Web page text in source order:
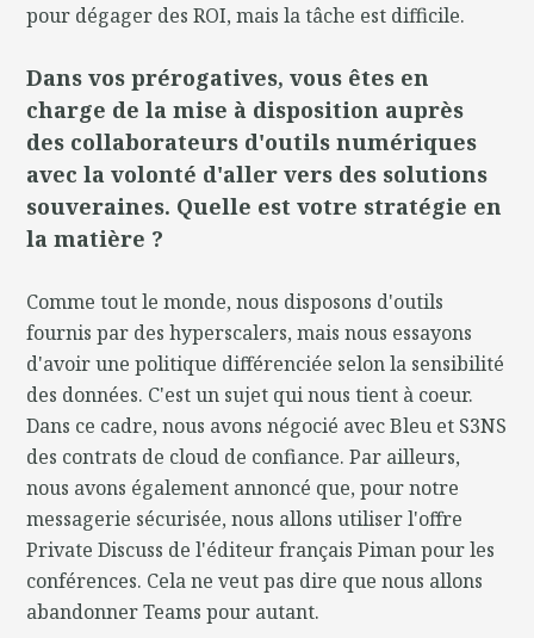
pour dégager des ROI, mais la tâche est difficile.
Dans vos prérogatives, vous êtes en
charge de la mise à disposition auprès
des collaborateurs d'outils numériques
avec la volonté d'aller vers des solutions
souveraines. Quelle est votre stratégie en
la matière ?
Comme tout le monde, nous disposons d'outils
fournis par des hyperscalers, mais nous essayons
d'avoir une politique différenciée selon la sensibilité
des données. C'est un sujet qui nous tient à coeur.
Dans ce cadre, nous avons négocié avec Bleu et S3NS
des contrats de cloud de confiance. Par ailleurs,
nous avons également annoncé que, pour notre
messagerie sécurisée, nous allons utiliser l'offre
Private Discuss de l'éditeur français Piman pour les
conférences. Cela ne veut pas dire que nous allons
abandonner Teams pour autant.